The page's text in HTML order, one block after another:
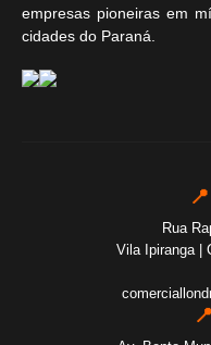
empresas pioneiras em
cidades do Paraná.
Rua
Vila Ipiranga |